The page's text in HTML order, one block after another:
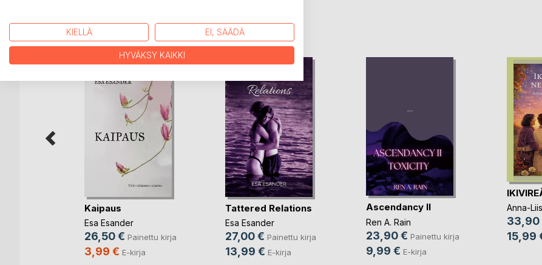
LISÄÄ KIRJOJA BoD:LLA
Kaipaus
Esa Esander
26,50 € Painettu kirja
3,99 € E-kirja
Tattered Relations
Esa Esander
27,00 € Painettu kirja
13,99 € E-kirja
Ascendancy II
Ren A. Rain
23,90 € Painettu kirja
9,99 € E-kirja
Anna-
33,90
15,99
KIELLÄ EI, SÄÄDÄ
HYVÄKSY KAIKKI